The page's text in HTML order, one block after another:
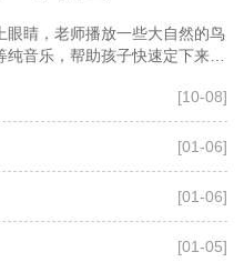
眼睛，老师播放一些大自然的鸟
纯音乐，帮助孩子快速定下来，
师深度进入孩子的
[10-08]
[01-06]
[01-06]
[01-05]